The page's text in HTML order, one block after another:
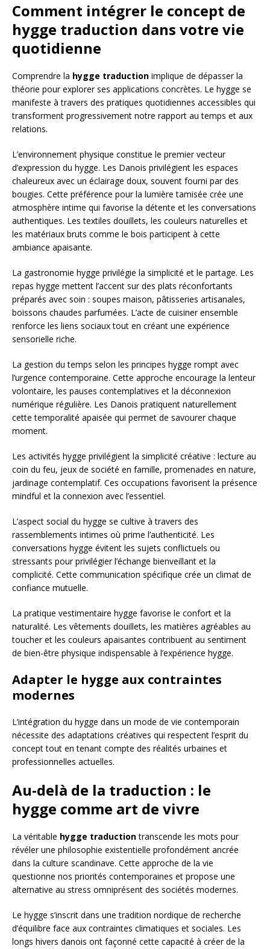
Comment intégrer le concept de
hygge traduction dans votre vie
quotidienne
Comprendre la hygge traduction implique de dépasser la
théorie pour explorer ses applications concrètes. Le hygge se
manifeste à travers des pratiques quotidiennes accessibles qui
transforment progressivement notre rapport au temps et aux
relations.
L’environnement physique constitue le premier vecteur
d’expression du hygge. Les Danois privilégient les espaces
chaleureux avec un éclairage doux, souvent fourni par des
bougies. Cette préférence pour la lumière tamisée crée une
atmosphère intime qui favorise la détente et les conversations
authentiques. Les textiles douillets, les couleurs naturelles et
les matériaux bruts comme le bois participent à cette
ambiance apaisante.
La gastronomie hygge privilégie la simplicité et le partage. Les
repas hygge mettent l’accent sur des plats réconfortants
préparés avec soin : soupes maison, pâtisseries artisanales,
boissons chaudes parfumées. L’acte de cuisiner ensemble
renforce les liens sociaux tout en créant une expérience
sensorielle riche.
La gestion du temps selon les principes hygge rompt avec
l’urgence contemporaine. Cette approche encourage la lenteur
volontaire, les pauses contemplatives et la déconnexion
numérique régulière. Les Danois pratiquent naturellement
cette temporalité apaisée qui permet de savourer chaque
moment.
Les activités hygge privilégient la simplicité créative : lecture au
coin du feu, jeux de société en famille, promenades en nature,
jardinage contemplatif. Ces occupations favorisent la présence
mindful et la connexion avec l’essentiel.
L’aspect social du hygge se cultive à travers des
rassemblements intimes où prime l’authenticité. Les
conversations hygge évitent les sujets conflictuels ou
stressants pour privilégier l’échange bienveillant et la
complicité. Cette communication spécifique crée un climat de
confiance mutuelle.
La pratique vestimentaire hygge favorise le confort et la
naturalité. Les vêtements douillets, les matières agréables au
toucher et les couleurs apaisantes contribuent au sentiment
de bien-être physique indispensable à l’expérience hygge.
Adapter le hygge aux contraintes
modernes
L’intégration du hygge dans un mode de vie contemporain
nécessite des adaptations créatives qui respectent l’esprit du
concept tout en tenant compte des réalités urbaines et
professionnelles actuelles.
Au-delà de la traduction : le
hygge comme art de vivre
La véritable hygge traductiontranscende les mots pour
révéler une philosophie existentielle profondément ancrée
dans la culture scandinave. Cette approche de la vie
questionne nos priorités contemporaines et propose une
alternative au stress omniprésent des sociétés modernes.
Le hygge s’inscrit dans une tradition nordique de recherche
d’équilibre face aux contraintes climatiques et sociales. Les
longs hivers danois ont façonné cette capacité à créer de la